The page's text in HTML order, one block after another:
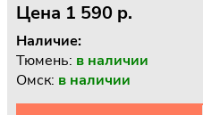
Цена 1 590 p.
Наличие:
Тюмень: в наличии
Омск: в наличии